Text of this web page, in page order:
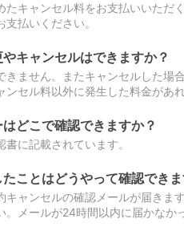
たキャンセル料をお支払いいただ
払いください。
キャンセルはできますか？
きません。またキャンセルした場
ンセル料以外に発生した料金があ
どこで確認できますか？
に記載されています。
ことはどうやって確認できま
キャンセルの確認メールが届きま
。メールが24時間以内に届かな